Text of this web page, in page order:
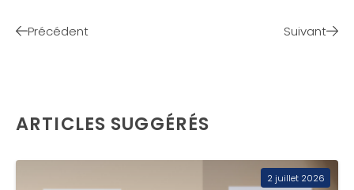
Précédent Suivant
ARTICLES SUGGÉRÉS
2 juillet 2026